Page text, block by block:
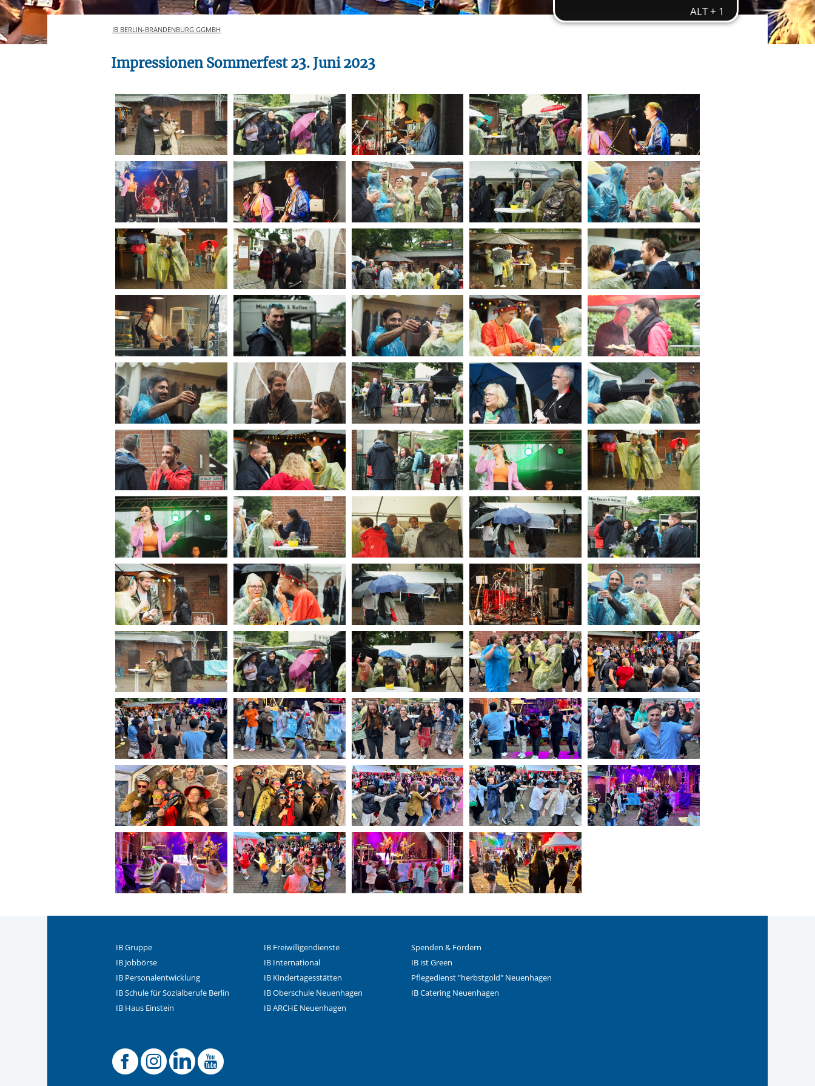
Ihre etwaige Einwilligung erstreckt sich nicht auf notwendige Cookies, die erforderlich zur Bereitstellung
der von Ihnen aufgerufenen und somit gewünschten Website-Funktionen sind. Diese Cookies setzen wir
aufgrund berechtigter Interessen und daher unabhängig von einer Einwilligung.
IB BERLIN-BRANDENBURG GGMBH
Impressionen Sommerfest 23. Juni 2023
IB Gruppe
IB Freiwilligendienste
IB Jobbörse
IB International
IB Personalentwicklung
IB Kindertagesstätten
IB Schule für Sozialberufe Berlin
IB Oberschule Neuenhagen
IB Haus Einstein
IB ARCHE Neuenhagen
Spenden & Fördern
IB ist Green
Pflegedienst "herbstgold" Neuenhagen
IB Catering Neuenhagen
Offizielle Facebook-Seite des Internationalen Bund
Offizielle Instagram-Seite des IB Berlin-Brandenburg
Offizielle LinkedIn-Seite des Internationalen Bund